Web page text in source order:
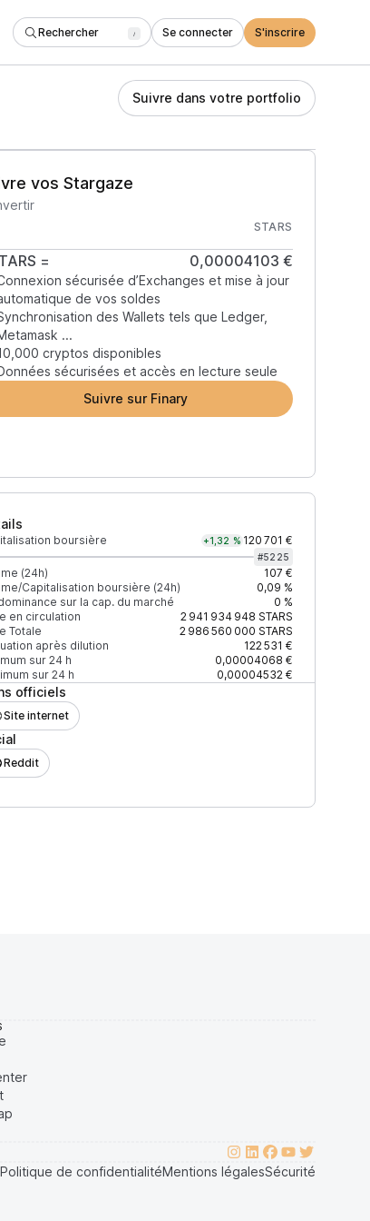
Rechercher / Se connecter S'inscrire
Suivre dans votre portfolio
vos Stargaze
STARS
= 0,00004103 €
sécurisée d’Exchanges et mise à jour
de vos soldes
des Wallets tels que Ledger,
...
cryptos disponibles
sécurisées et accès en lecture seule
Suivre sur Finary
boursière +1,32 % 120 701 €
#5225
(24h)
107 €
Capitalisation boursière (24h)
0,09 %
sur la cap. du marché
0 %
en circulation
2 941 934 948 STARS
Totale
2 986 560 000 STARS
après dilution
122 531 €
sur 24 h
0,00004068 €
sur 24 h
0,00004532 €
officiels
Site internet
Reddit
Politique de confidentialitéMentions légalesSécurité